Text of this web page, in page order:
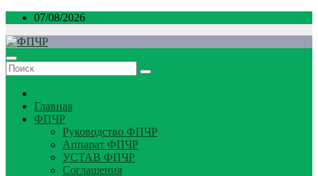
Перейти
содержимому
07/08/2026
Главная
ФПЧР
Руководство ФПЧР
Аппарат ФПЧР
УСТАВ ФПЧР
Соглашения